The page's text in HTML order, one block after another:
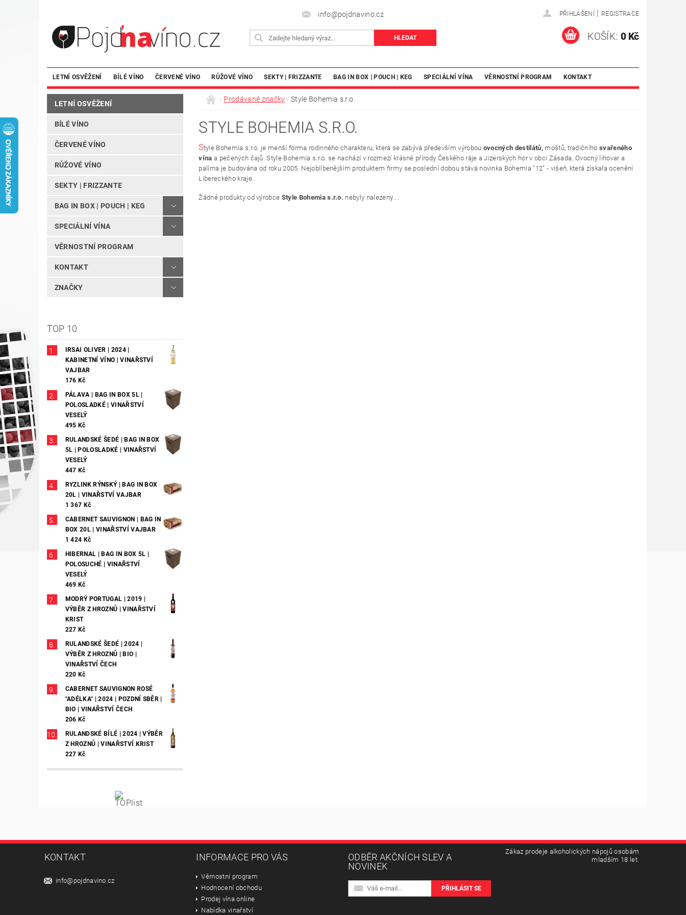
info@pojdnavino.cz PŘIHLÁŠENÍ | REGISTRACE
KOŠÍK: 0 Kč
LETNÍ OSVĚŽENÍ BÍLÉ VÍNO ČERVENÉ VÍNO RŮŽOVÉ VÍNO SEKTY | FRIZZANTE BAG IN BOX | POUCH | KEG SPECIÁLNÍ VÍNA VĚRNOSTNÍ PROGRAM KONTAKT
LETNÍ OSVĚŽENÍ
BÍLÉ VÍNO
ČERVENÉ VÍNO
RŮŽOVÉ VÍNO
SEKTY | FRIZZANTE
BAG IN BOX | POUCH | KEG
SPECIÁLNÍ VÍNA
VĚRNOSTNÍ PROGRAM
KONTAKT
ZNAČKY
TOP 10
IRSAI OLIVER | 2024 |
KABINETNÍ VÍNO | VINAŘSTVÍ
VAJBAR
176 Kč
PÁLAVA | BAG IN BOX 5L |
POLOSLADKÉ | VINAŘSTVÍ
VESELÝ
495 Kč
RULANDSKÉ ŠEDÉ | BAG IN BOX
5L | POLOSLADKÉ | VINAŘSTVÍ
VESELÝ
447 Kč
RYZLINK RÝNSKÝ | BAG IN BOX
20L | VINAŘSTVÍ VAJBAR
1 367 Kč
CABERNET SAUVIGNON | BAG IN
BOX 20L | VINAŘSTVÍ VAJBAR
1 424 Kč
HIBERNAL | BAG IN BOX 5L |
POLOSUCHÉ | VINAŘSTVÍ
VESELÝ
469 Kč
MODRÝ PORTUGAL | 2019 |
VÝBĚR Z HROZNŮ | VINAŘSTVÍ
KRIST
227 Kč
RULANDSKÉ ŠEDÉ | 2024 |
VÝBĚR Z HROZNŮ | BIO |
VINAŘSTVÍ ČECH
220 Kč
CABERNET SAUVIGNON ROSÉ
"ADÉLKA" | 2024 | POZDNÍ SBĚR |
BIO | VINAŘSTVÍ ČECH
206 Kč
RULANDSKÉ BÍLÉ | 2024 | VÝBĚR
Z HROZNŮ | VINAŘSTVÍ KRIST
227 Kč
Prodávané značky Style Bohemia s.r.o.
STYLE BOHEMIA S.R.O.
Style Bohemia s.r.o. je menší forma rodinného charakteru, která se zabývá především výrobou ovocných destilátů,moštů, tradičníhosvařeného
vína a pečených čajů. Style Bohemia s.r.o. se nachází v rozmezí krásné přírody Českého ráje a Jizerských hor v obci Zásada. Ovocný lihovar a
palírna je budována od roku 2005. Nejoblíbenějším produktem firmy se poslední dobou stává novinka Bohemia "12" - višeň, která získalaocenění
Libereckého kraje.
Žádné produkty od výrobce Style Bohemia s.r.o. nebyly nalezeny....
KONTAKT
info@pojdnavino.cz
INFORMACE PRO VÁS
Věrnostní program
Hodnocení obchodu
Prodej vína online
Nabídka vinařství
ODBĚR AKČNÍCH SLEV A
NOVINEK
Zákaz prodeje alkoholických nápojů osobám
mladším 18 let.